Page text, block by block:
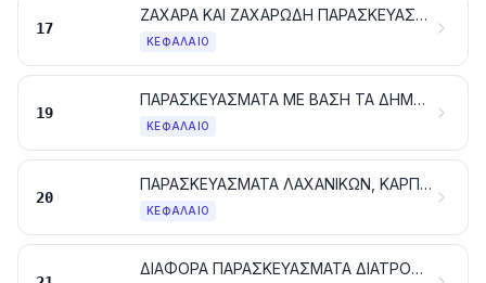
17
ΖΑΧΑΡΑ ΚΑΙ ΖΑΧΑΡΩΔΗ ΠΑΡΑΣΚΕΥΑΣΜΑΤΑ
ΚΕΦΆΛΑΙΟ
19
ΠΑΡΑΣΚΕΥΑΣΜΑΤΑ ΜΕ ΒΑΣΗ ΤΑ ΔΗΜΗΤΡΙΑΚΑ, ΤΑ ΑΛΕΥΡΙΑ, ΤΑ ΑΜΥΛΑ ΚΑΘΕ ΕΙΔΟΥΣ Ή ΤΟ ΓΑΛΑ. ΕΙΔΗ ΖΑΧΑΡΟΠΛΑΣΤΙΚΗΣ
ΚΕΦΆΛΑΙΟ
20
ΠΑΡΑΣΚΕΥΑΣΜΑΤΑ ΛΑΧΑΝΙΚΩΝ, ΚΑΡΠΩΝ ΚΑΙ ΦΡΟΥΤΩΝ Ή ΑΛΛΩΝ ΜΕΡΩΝ ΦΥΤΩΝ
ΚΕΦΆΛΑΙΟ
ΔΙΑΦΟΡΑ ΠΑΡΑΣΚΕΥΑΣΜΑΤΑ ΔΙΑΤΡΟΦΗΣ